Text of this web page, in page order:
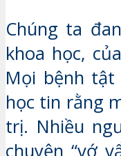
Chúng ta
khoa học,
Mọi bệnh tật
học tin rằng
trị. Nhiều
chuyện “vớ